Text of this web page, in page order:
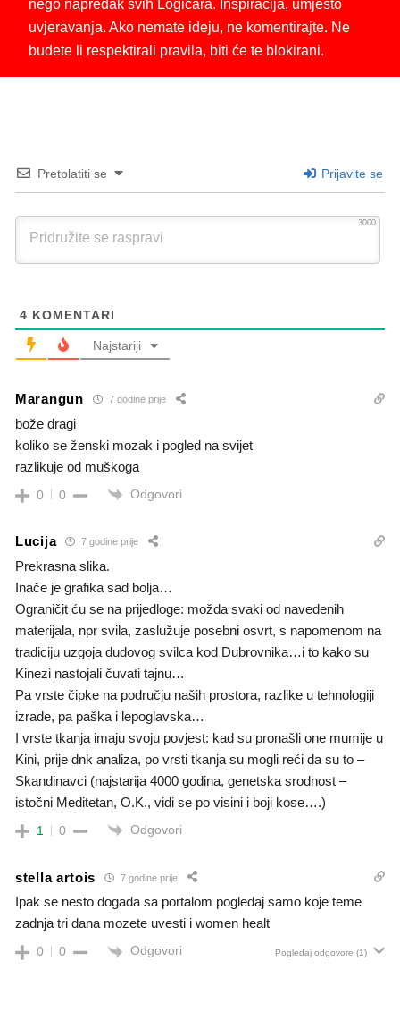
nego napredak svih Logičara. Inspiracija, umjesto
uvjeravanja. Ako nemate ideju, ne komentirajte. Ne
budete li respektirali pravila, biti će te blokirani.
Pretplatiti se Prijavite se
3000
4 KOMENTARI
Najstariji
Marangun 7 godine prije
bože dragi
koliko se ženski mozak i pogled na svijet
razlikuje od muškoga
0 0 Odgovori
Lucija 7 godine prije
Prekrasna slika.
Inače je grafika sad bolja…
Ograničit ću se na prijedloge: možda svaki od navedenih
materijala, npr svila, zaslužuje posebni osvrt, s napomenom na
tradiciju uzgoja dudovog svilca kod Dubrovnika…i to kako su
Kinezi nastojali čuvati tajnu…
Pa vrste čipke na području naših prostora, razlike u tehnologiji
izrade, pa paška i lepoglavska…
I vrste tkanja imaju svoju povjest: kad su pronašli one mumije u
Kini, prije dnk analiza, po vrsti tkanja su mogli reći da su to –
Skandinavci (najstarija 4000 godina, genetska srodnost –
istočni Meditetan, O.K., vidi se po visini i boji kose….)
1 0 Odgovori
stella artois 7 godine prije
Ipak se nesto dogada sa portalom pogledaj samo koje teme
zadnja tri dana mozete uvesti i women healt
0 0 Odgovori Pogledaj odgovore (1)